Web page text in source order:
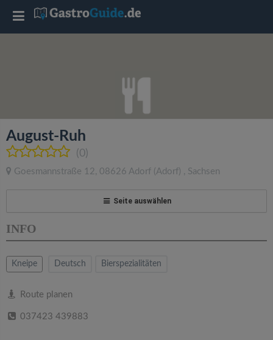
August-Ruh
(0)
Goesmannstraße 12, 08626 Adorf (Adorf) , Sachsen
Seite auswählen
INFO
Kneipe Deutsch Bierspezialitäten
Route planen
037423 439883
T
l
e
a
v